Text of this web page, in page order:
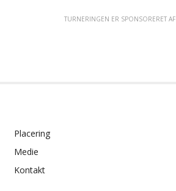
TURNERINGEN ER SPONSORERET AF
Placering
Medie
Kontakt